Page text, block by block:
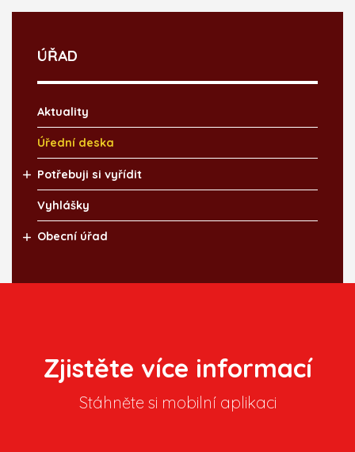
ÚŘAD
Aktuality
Úřední deska
Potřebuji si vyřídit
Vyhlášky
Obecní úřad
Zjistěte více informací
Stáhněte si mobilní aplikaci